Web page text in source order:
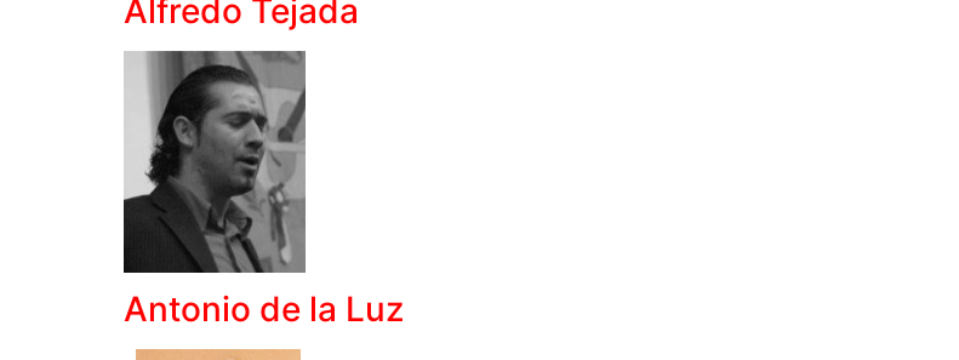
Alfredo Tejada
Antonio de la Luz